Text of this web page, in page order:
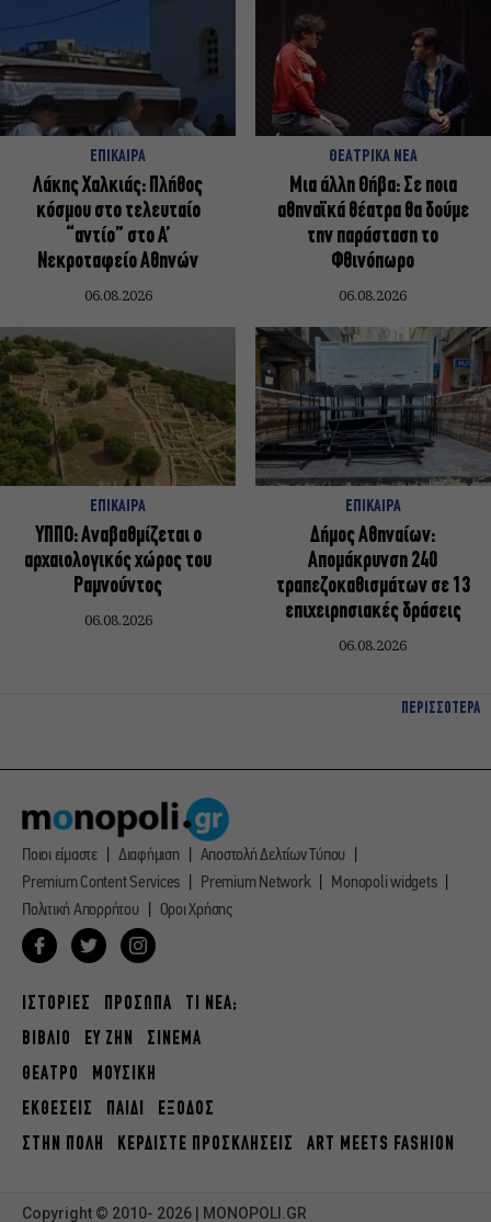
ΕΠΙΚΑΙΡΑ
Λάκης Χαλκιάς: Πλήθος
κόσμου στο τελευταίο
“αντίο” στο Α’
Νεκροταφείο Αθηνών
06.08.2026
ΘΕΑΤΡΙΚΑ ΝΕΑ
Μια άλλη Θήβα: Σε ποια
αθηναϊκά θέατρα θα δούμε
την παράσταση το
Φθινόπωρο
06.08.2026
ΕΠΙΚΑΙΡΑ
ΥΠΠΟ: Αναβαθμίζεται ο
αρχαιολογικός χώρος του
Ραμνούντος
06.08.2026
ΕΠΙΚΑΙΡΑ
Δήμος Αθηναίων:
Απομάκρυνση 240
τραπεζοκαθισμάτων σε 13
επιχειρησιακές δράσεις
06.08.2026
ΠΕΡΙΣΣΟΤΕΡΑ
Ποιοι είμαστε Διαφήμιση
Αποστολή Δελτίων Τύπου
Premium Content Services
Premium Network
Monopoli widgets
Πολιτική Απορρήτου
Οροι Χρήσης
ΙΣΤΟΡΙΕΣ ΠΡΟΣΩΠΑ
ΤΙ ΝΕΑ;
ΒΙΒΛΙΟ
ΕΥ ΖΗΝ
ΣΙΝΕΜΑ
ΘΕΑΤΡΟ
ΜΟΥΣΙΚΗ
ΕΚΘΕΣΕΙΣ
ΠΑΙΔΙ
ΕΞΟΔΟΣ
ΣΤΗΝ ΠΟΛΗ
ΚΕΡΔΙΣΤΕ ΠΡΟΣΚΛΗΣΕΙΣ ART MEETS FASHION
Copyright © 2010- 2026 | MONOPOLI.GR